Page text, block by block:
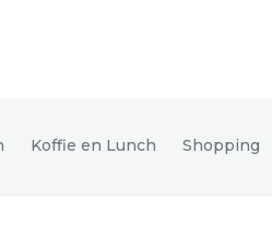
Koffie en Lunch Shopping